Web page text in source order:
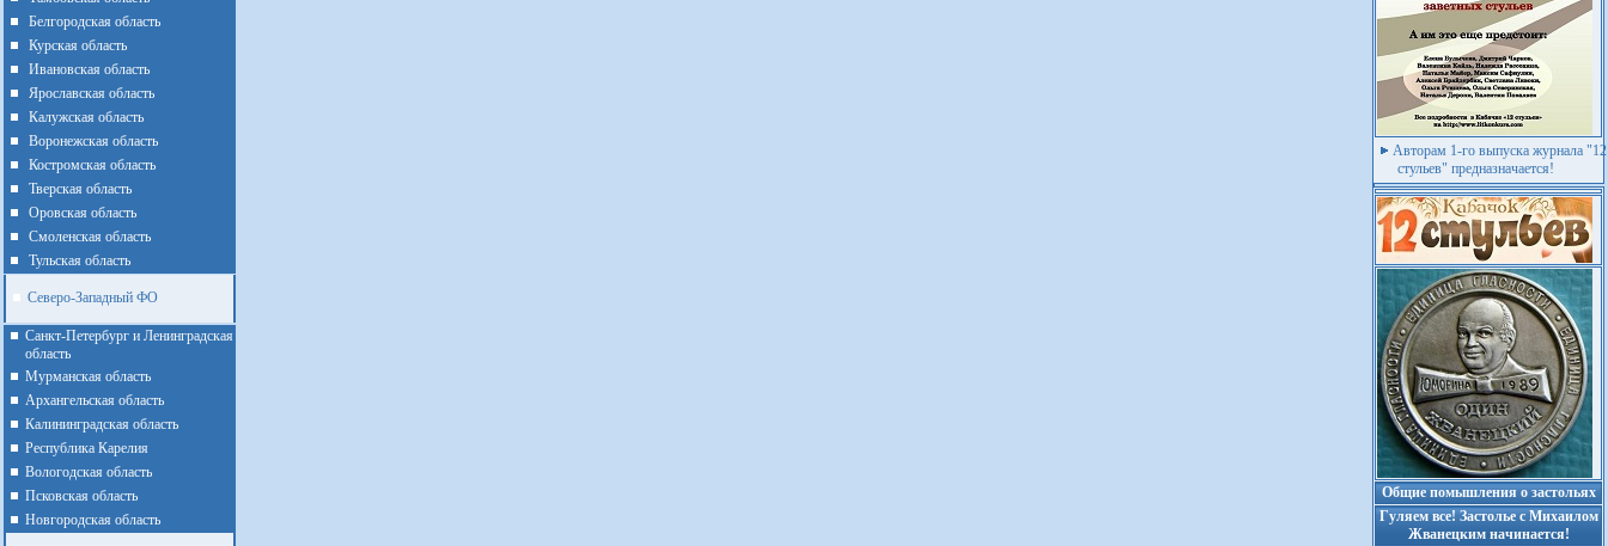
Белгородская область
Курская область
Ивановская область
Ярославская область
Калужская область
Воронежская область
Костромская область
Тверская область
Оровская область
Смоленская область
Тульская область
Северо-Западный ФО
Санкт-Петербург и Ленинградская
область
Мурманская область
Архангельская область
Калининградская область
Республика Карелия
Вологодская область
Псковская область
Новгородская область
Авторам 1-го выпуска журнала "12
стульев" предназначается!
Общие помышления о застольях
Гуляем все! Застолье с Михаилом
Жванецким начинается!